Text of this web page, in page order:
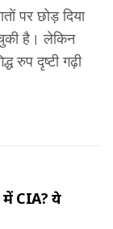
पर छोड़ दिया
है। लेकिन
रुप दृष्टी गढ़ी
में CIA? ये